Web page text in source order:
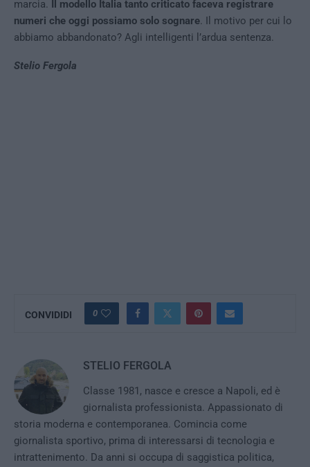
marcia.
Il modello Italia tanto criticato faceva registrare
numeri che oggi possiamo solo sognare. Il motivo per cui lo
abbiamo abbandonato? Agli intelligenti l’ardua sentenza.
Stelio Fergola
CONVIDIDI 0
STELIO FERGOLA
Classe 1981, nasce e cresce a Napoli, ed è
giornalista professionista. Appassionato di
storia moderna e contemporanea. Comincia come
giornalista sportivo, prima di interessarsi di tecnologia e
intrattenimento. Da anni si occupa di saggistica politica,